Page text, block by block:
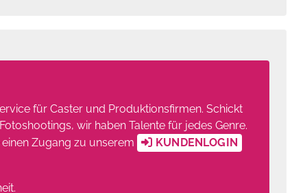
für Caster und Produktionsfirmen. Schickt
wir haben Talente für jedes Genre.
Zugang zu unserem
KUNDENLOGIN